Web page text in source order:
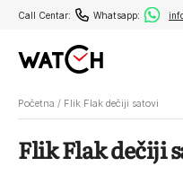
Call Centar: Whatsapp:
Početna / Flik Flak dečiji satovi
Flik Flak dečiji